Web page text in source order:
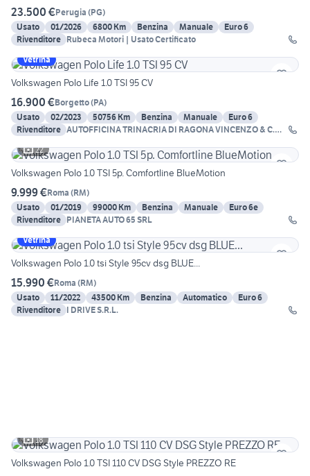
23.500 €Perugia (PG)
Usato
01/2026 6800 Km Benzina Manuale
Euro 6
Rivenditore Rubeca Motori | Usato Certificato
Vetrina
Volkswagen Polo Life 1.0 TSI 95 CV
16.900 €Borgetto(PA)
Usato
02/2023 50756 Km Benzina Manuale
Euro 6
Rivenditore AUTOFFICINA TRINACRIA DI RAGONA VINCENZO & C.
22
Volkswagen Polo 1.0 TSI 5p. Comfortline BlueMotion
9.999 €Roma (RM)
Usato
01/2019 99000 Km Benzina Manuale
Euro 6e
Rivenditore PIANETA AUTO 65 SRL
Vetrina
Volkswagen Polo 1.0 tsi Style 95cv dsg BLUE...
15.990 €Roma (RM)
Usato
11/2022 43500 Km Benzina Automatico
Euro 6
Rivenditore I DRIVE S.R.L.
18
Volkswagen Polo 1.0 TSI 110 CV DSG Style PREZZO RE